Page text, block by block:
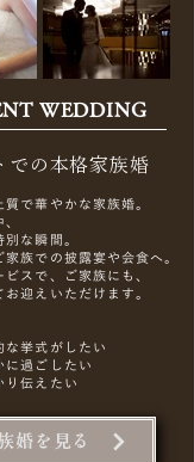
WEDDING
での本格家族婚
で華やかな家族婚。
な瞬間。
族での披露宴や会食へ。
スで、ご家族にも、
迎えいただけます。
な挙式がしたい
に過ごしたい
り伝えたい
婚を見る